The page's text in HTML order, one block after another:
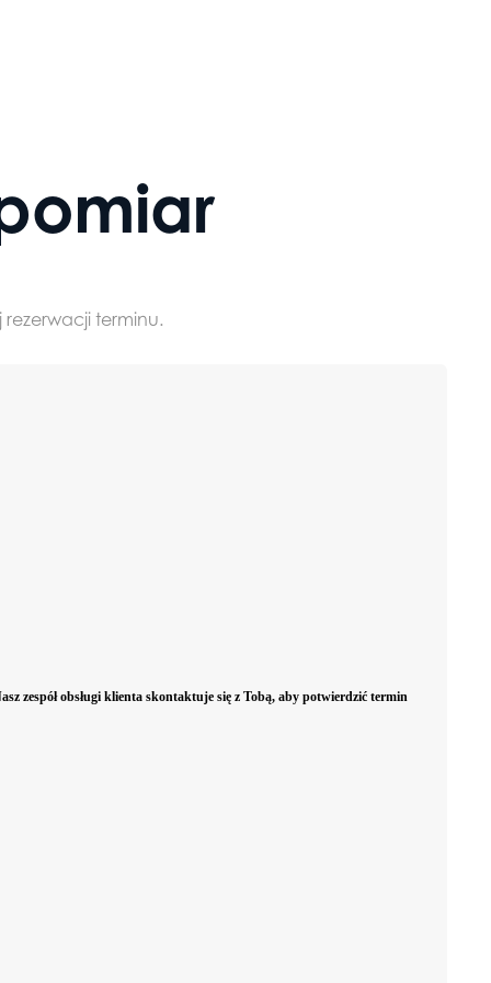
Drzwi wewnętrzne
Bramy segmentowe Bramy
dwuskrzydłowe
terminu.
zespół obsługi klienta skontaktuje się z Tobą, aby potwierdzić termin